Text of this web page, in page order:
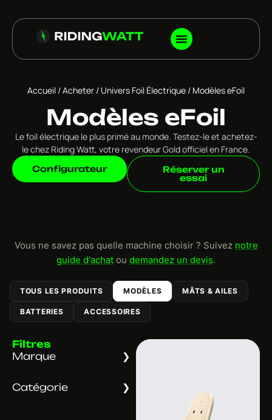
Accueil /Acheter / Univers Foil Électrique / Modèles eFoil
Modèles eFoil
Le foil électrique le plus primé au monde. Testez-le et achetez-
le chez Riding Watt, votre revendeur Gold officiel en France.
Configurateur
Réserver un
essai
Vous ne savez pas quelle machine choisir ? Suivez notre
guide d'achat ou demandez un devis.
TOUS LES PRODUITS MODÈLES MÂTS & AILES
BATTERIES ACCESSOIRES
Filtres
Marque
Catégorie